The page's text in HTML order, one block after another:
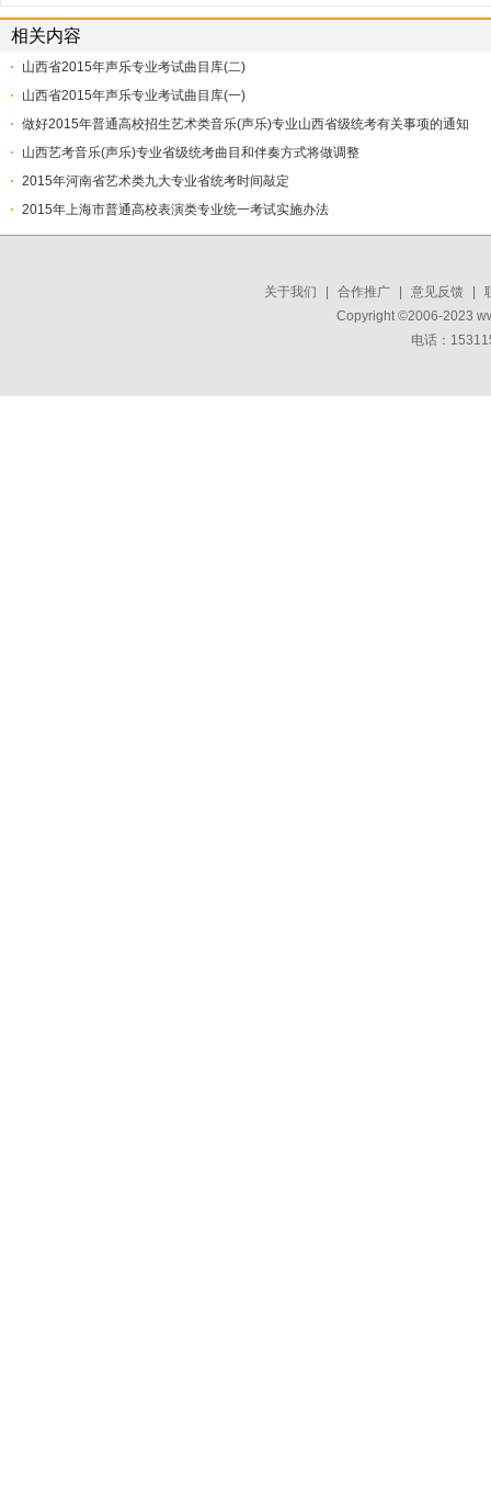
相关内容
山西省2015年声乐专业考试曲目库(二)
山西省2015年声乐专业考试曲目库(一)
做好2015年普通高校招生艺术类音乐(声乐)专业山西省级统考有关事项的通知
山西艺考音乐(声乐)专业省级统考曲目和伴奏方式将做调整
2015年河南省艺术类九大专业省统考时间敲定
2015年上海市普通高校表演类专业统一考试实施办法
关于我们 合作推广 意见反馈
Copyright ©2006-2023
电话：